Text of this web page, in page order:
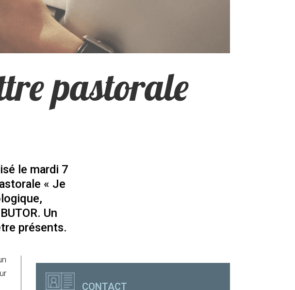
pastorale
le mardi 7
« Je
Un
présents.
CONTACT